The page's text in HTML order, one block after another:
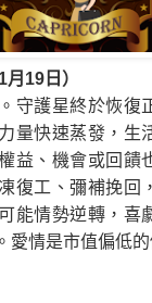
19日）
守護星終於恢復
量快速蒸發，生
益、機會或回饋
復工、彌補挽回
能情勢逆轉，喜
愛情是市值偏低的